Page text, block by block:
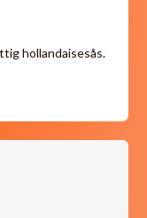
hollandaisesås.